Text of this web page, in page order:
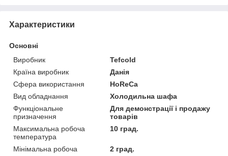
Характеристики
Основні
Виробник
Tefcold
Країна виробник
Данія
Сфера використання
HoReCa
Вид обладнання
Холодильна шафа
Функціональне
призначення
Для демонстрації і продажу
товарів
Максимальна робоча
температура
10 град.
Мінімальна робоча
2 град.